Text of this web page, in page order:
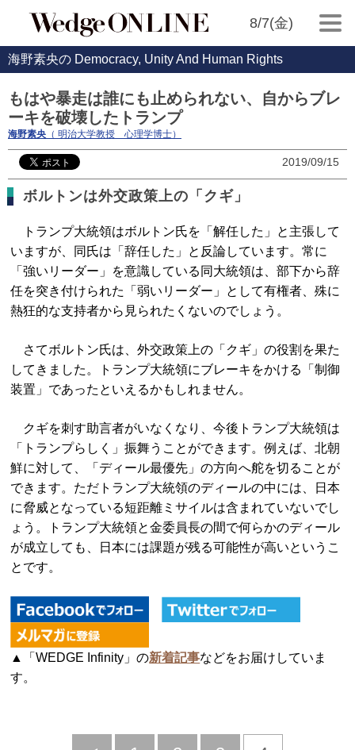
8/7(金)
海野素央の Democracy, Unity And Human Rights
もはや暴走は誰にも止められない、自からブレ
ーキを破壊したトランプ
海野素央 （ 明治大学教授 心理学博士）
2019/09/15
ボルトンは外交政策上の「クギ」
トランプ大統領はボルトン氏を「解任した」と主張して
いますが、同氏は「辞任した」と反論しています。常に
「強いリーダー」を意識している同大統領は、部下から辞
任を突き付けられた「弱いリーダー」として有権者、殊に
熱狂的な支持者から見られたくないのでしょう。
さてボルトン氏は、外交政策上の「クギ」の役割を果た
してきました。トランプ大統領にブレーキをかける「制御
装置」であったといえるかもしれません。
クギを刺す助言者がいなくなり、今後トランプ大統領は
「トランプらしく」振舞うことができます。例えば、北朝
鮮に対して、「ディール最優先」の方向へ舵を切ることが
できます。ただトランプ大統領のディールの中には、日本
に脅威となっている短距離ミサイルは含まれていないでし
ょう。トランプ大統領と金委員長の間で何らかのディール
が成立しても、日本には課題が残る可能性が高いというこ
とです。
▲「WEDGE Infinity」の新着記事などをお届けしていま
す。